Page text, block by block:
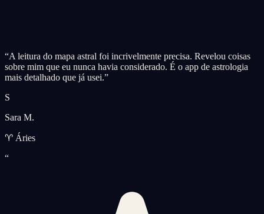
“A leitura do mapa astral foi incrivelmente precisa. Revelou coisas
sobre mim que eu nunca havia considerado. É o app de astrologia
mais detalhado que já usei.”
S
Sara M.
♈ Áries
“